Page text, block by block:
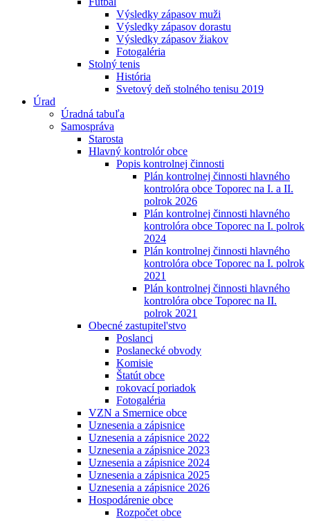
Výsledky zápasov muži
Výsledky zápasov dorastu
Výsledky zápasov žiakov
Fotogaléria
Stolný tenis
História
Svetový deň stolného tenisu 2019
Úrad
Úradná tabuľa
Samospráva
Starosta
Hlavný kontrolór obce
Popis kontrolnej činnosti
Plán kontrolnej činnosti hlavného
kontrolóra obce Toporec na I. a II.
polrok 2026
Plán kontrolnej činnosti hlavného
kontrolóra obce Toporec na I. polrok
2024
Plán kontrolnej činnosti hlavného
kontrolóra obce Toporec na I. polrok
2021
Plán kontrolnej činnosti hlavného
kontrolóra obce Toporec na II.
polrok 2021
Obecné zastupitel'stvo
Poslanci
Poslanecké obvody
Komisie
Štatút obce
rokovací poriadok
Fotogaléria
VZN a Smernice obce
Uznesenia a zápisnice
Uznesenia a zápisnice 2022
Uznesenia a zápisnice 2023
Uznesenia a zápisnice 2024
Uznesenia a zápisnica 2025
Uznesenia a zápisnice 2026
Hospodárenie obce
Rozpočet obce